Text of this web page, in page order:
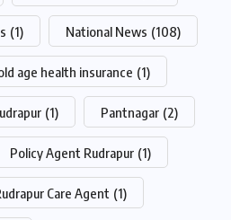
(1) National News (108)
age health insurance (1)
(1) Pantnagar (2)
Policy Agent Rudrapur (1)
Care Agent (1)